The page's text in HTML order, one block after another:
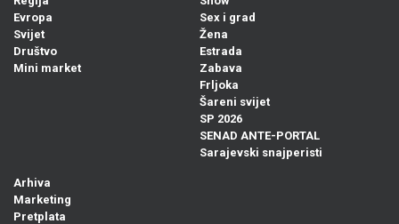
Evropa
Svijet
Društvo
Mini market
Sex i grad
Žena
Estrada
Zabava
Frljoka
Šareni svijet
SP 2026
SENAD ANTE-PORTAL
Sarajevski snajperisti
Arhiva
Marketing
Pretplata